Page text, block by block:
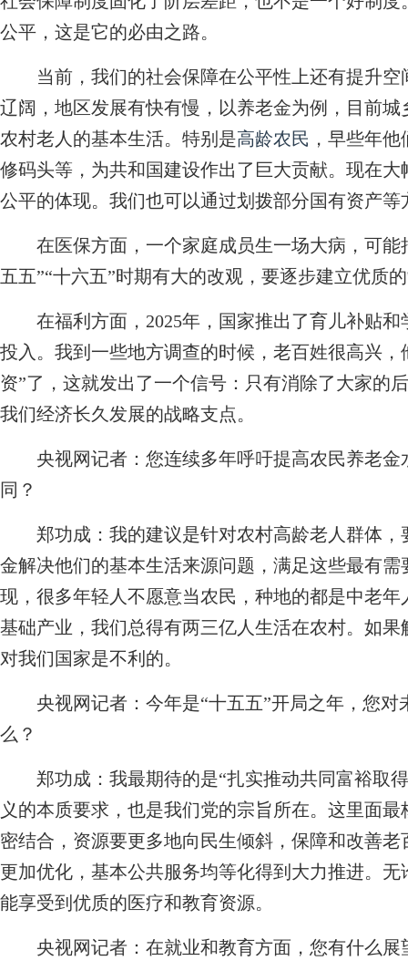
公平，这是它的必由之路。
当前，我们的社会保障在公平性上还有提升空
辽阔，地区发展有快有慢，以养老金为例，目前
农村老人的基本生活。特别是高龄农民 ，早些年
修码头等，为共和国建设作出了巨大贡献。现在
公平的体现。我们也可以通过划拨部分国有资产
在医保方面，一个家庭成员生一场大病，可能
五五”“十六五”时期有大的改观，要逐步建立优质
在福利方面，2025年，国家推出了育儿补贴和
投入。我到一些地方调查的时候，老百姓很高兴
资”了，这就发出了一个信号：只有消除了大家的
我们经济长久发展的战略支点。
央视网记者：您连续多年呼吁提高农民养老
同？
郑功成： 我的建议是针对农村高龄老人群体
金解决他们的基本生活来源问题，满足这些最有
现，很多年轻人不愿意当农民，种地的都是中老
基础产业，我们总得有两三亿人生活在农村。如
对我们国家是不利的。
央视网记者：今年是“十五五”开局之年，您
么？
郑功成： 我最期待的是“扎实推动共同富裕取
义的本质要求，也是我们党的宗旨所在。这里面
密结合，资源要更多地向民生倾斜，保障和改善
更加优化，基本公共服务均等化得到大力推进。
能享受到优质的医疗和教育资源。
央视网记者：在就业和教育方面，您有什么展